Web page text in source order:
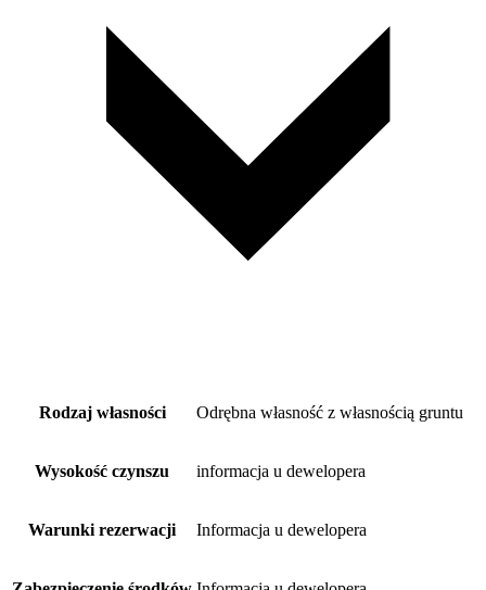
Rodzaj własności Odrębna własność z własnością gruntu
Wysokość czynszu informacja u dewelopera
Warunki rezerwacji Informacja u dewelopera